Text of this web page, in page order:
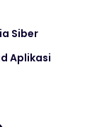
Siber
Aplikasi